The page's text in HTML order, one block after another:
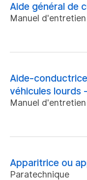
Aide général de
Manuel
Aide-
véhicules lourds
Manuel
Apparitrice ou
Paratechnique